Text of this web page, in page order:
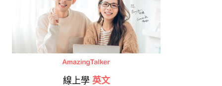
線上學 英文